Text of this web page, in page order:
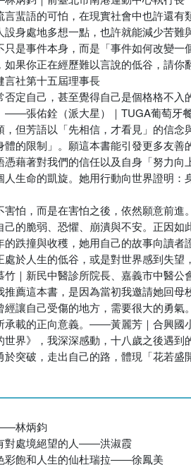
蜚語的可怕，在現實社會中也許還
設身處地多想一點，也許就能減少苦
是事件本身，而是「事件如何改變
果你正在經歷難以言說的低谷，請
社第十五屆理事長
定自己，甚至覺得自己是個格格不
――張佑銓（派大星）｜TUGA葡萄牙
但芳語以「先相信，才看見」的信
體的限制」。願這本書能引發更多
藉著對我們的信任以及自身「努力
人生命的凱旋。她用行動向世界證明
怕，而是在害怕之後，依然願意前
己的脆弱、恐懼、崩潰與不安。正因
跌撞與收穫，她用自己的故事向讀
於人生的低谷，或是對世界感到失
｜新民中醫診所院長、嘉義市中醫公
薦這本書，是因為當初我邀請她回
讓自己受傷的地方，需要很大的勇
承載的正向意義。――黃麗芳｜合興國
界》，我深深感動，十八歲之後遇
於突破，走出自己的路，體現「花若
林炳鈞
對處境絕望的人――洪淑霞
彩飽和人生的仙杜瑞拉――徐鳳美